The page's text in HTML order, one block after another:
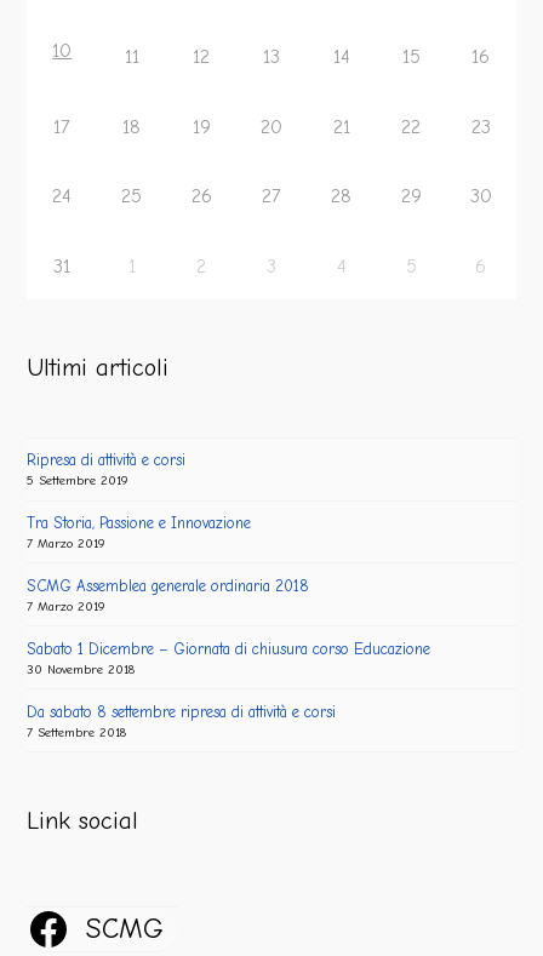
10 11 12 13 14 15 16
17 18 19 20 21 22 23
24 25 26 27 28 29 30
31 1 2 3 4 5 6
Ultimi articoli
Ripresa di attività e corsi
5 Settembre 2019
Tra Storia, Passione e Innovazione
7 Marzo 2019
SCMG Assemblea generale ordinaria 2018
7 Marzo 2019
Sabato 1 Dicembre – Giornata di chiusura corso Educazione
30 Novembre 2018
Da sabato 8 settembre ripresa di attività e corsi
7 Settembre 2018
Link social
SCMG